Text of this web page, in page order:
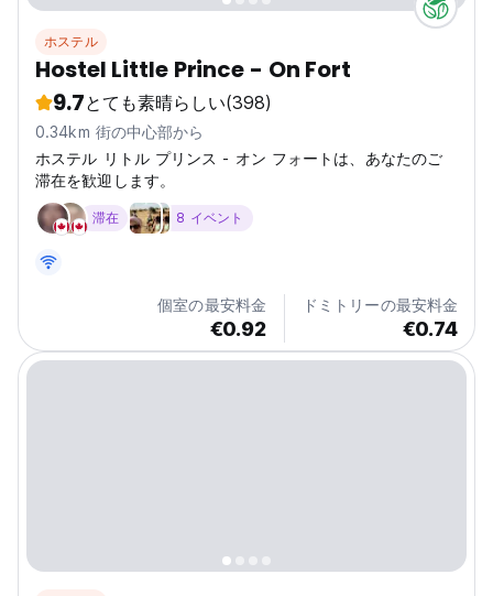
ホステル
Hostel Little Prince - On Fort
9.7とても素晴らしい(398)
0.34km 街の中心部から
ホステル リトル プリンス - オン フォートは、あなたのご
滞在を歓迎します。
滞在 8 イベント
個室の最安料金
€0.92
ドミトリーの最安料金
€0.74